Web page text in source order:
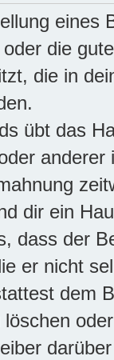
eines
die
die in
übt das
dir ein
dass der
er nicht
dem